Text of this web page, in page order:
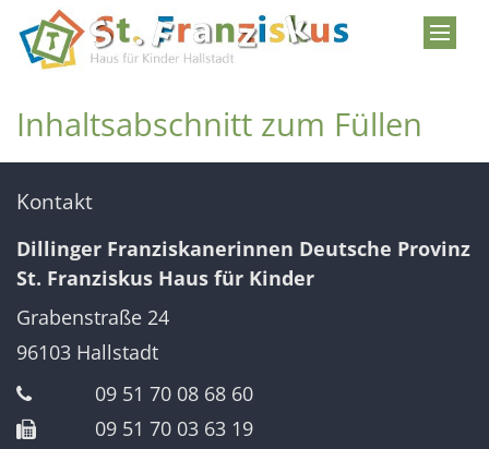
Zum Inhalt springen
Inhaltsabschnitt zum Füllen
Kontakt
Dillinger Franziskanerinnen Deutsche Provinz
St. Franziskus Haus für Kinder
Grabenstraße 24
96103 Hallstadt
09 51 70 08 68 60
09 51 70 03 63 19